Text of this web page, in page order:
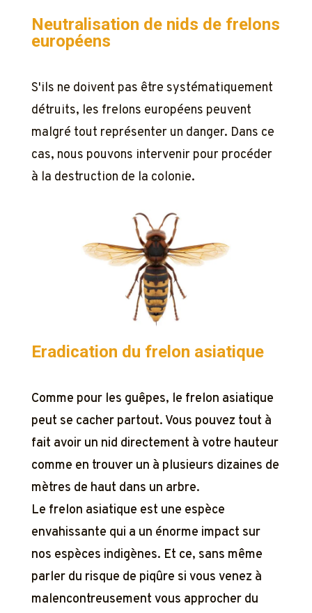
Neutralisation de nids de frelons
européens
S'ils ne doivent pas être systématiquement
détruits, les frelons européens peuvent
malgré tout représenter un danger. Dans ce
cas, nous pouvons intervenir pour procéder
à la destruction de la colonie.
Eradication du frelon asiatique
Comme pour les guêpes, le frelon asiatique
peut se cacher partout. Vous pouvez tout à
fait avoir un nid directement à votre hauteur
comme en trouver un à plusieurs dizaines de
mètres de haut dans un arbre.
Le frelon asiatique est une espèce
envahissante qui a un énorme impact sur
nos espèces indigènes. Et ce, sans même
parler du risque de piqûre si vous venez à
malencontreusement vous approcher du